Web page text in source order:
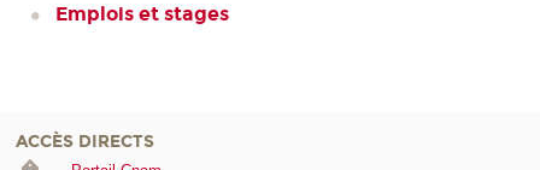
Emplois et stages
ACCÈS DIRECTS